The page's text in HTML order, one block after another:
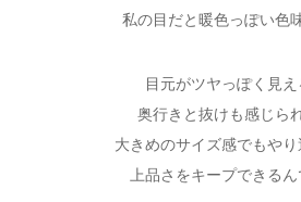
私の目だと暖色っぽい色
目元がツヤっぽく見え
奥行きと抜けも感じら
大きめのサイズ感でもやり
上品さをキープできる